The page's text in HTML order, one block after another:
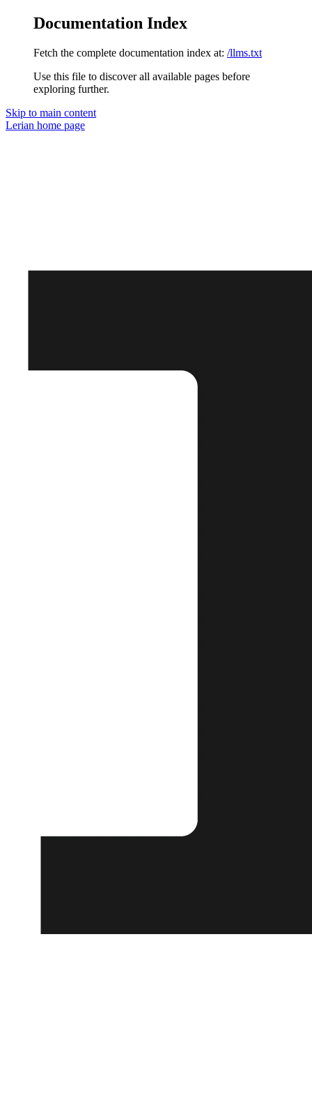
Documentation Index
Fetch the complete documentation index at: /llms.txt
Use this file to discover all available pages before
exploring further.
Skip to main content
Lerian home page